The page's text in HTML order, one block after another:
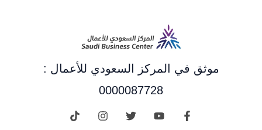
موثق في المركز السعودي للأعمال :
0000087728